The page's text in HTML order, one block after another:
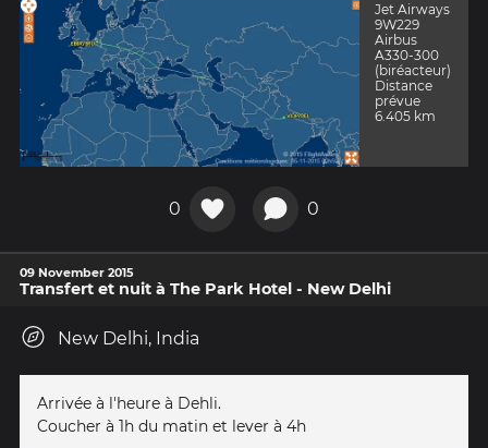
Jet Airways
9W229
Airbus
A330-300
(biréacteur)
Distance
prévue
6.405 km
0 0
09 November 2015
Transfert et nuit à The Park Hotel - New Delhi
New Delhi, India
Arrivée à l'heure à Dehli.
Coucher à 1h du matin et lever à 4h